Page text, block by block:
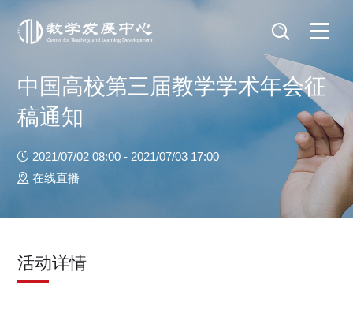
中国高校第三届教学学术年会征
稿通知
2021/07/02 08:00 - 2021/07/03 17:00
在线直播
活动详情